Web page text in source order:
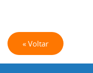
« Voltar